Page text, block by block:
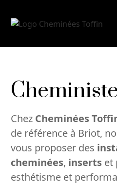
Chez Cheminées
de référence à Briot,
vous proposer des
cheminées, inserts et
esthétisme et